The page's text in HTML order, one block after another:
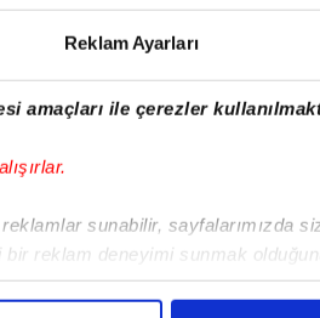
Reklam Ayarları
amaçları ile çerezler
sunabilir, sayfalarımızda
bir reklam deneyimi sunmak
ve bu noktada, reklamların